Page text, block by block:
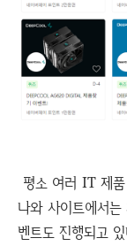
평소 여러 IT 제
나와 사이트에서
벤트도 진행되고